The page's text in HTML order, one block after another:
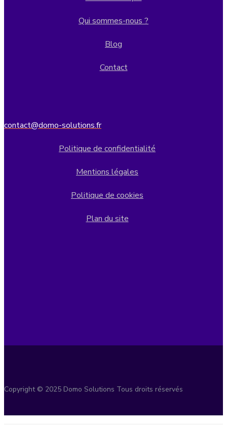
Qui sommes-nous ?
Blog
Contact
contact@domo-solutions.fr
Politique de confidentialité
Mentions légales
Politique de cookies
Plan du site
Copyright © 2025 Domo Solutions Tous droits réservés